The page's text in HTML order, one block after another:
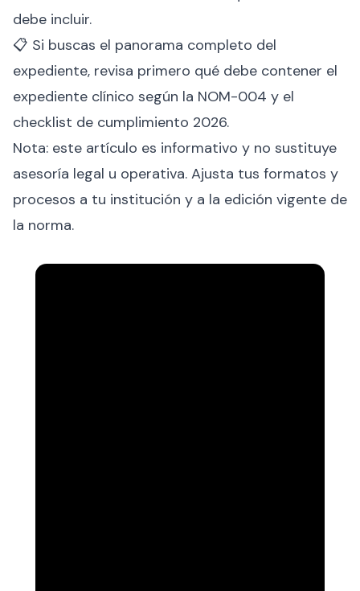
debe incluir.
📋 Si buscas el panorama completo del
expediente, revisa primero qué debe contener el
expediente clínico según la NOM-004 y el
checklist de cumplimiento 2026.
Nota: este artículo es informativo y no sustituye
asesoría legal u operativa. Ajusta tus formatos y
procesos a tu institución y a la edición vigente de
la norma.